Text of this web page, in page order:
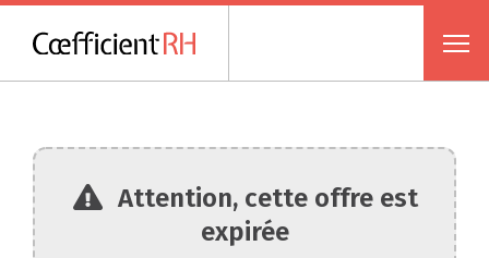
Attention, cette offre est
expirée